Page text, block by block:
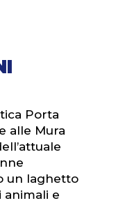
Porta
alle Mura
un laghetto
animali e